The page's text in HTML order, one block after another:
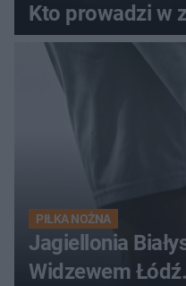
Kto prowadzi w
PIŁKA NOŻNA
Jagiellonia
Widzewem